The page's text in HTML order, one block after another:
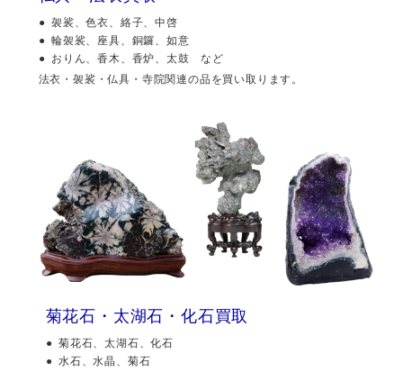
袈裟、色衣、絡子、中啓
輪袈裟、座具、銅鑼、如意
おりん、香木、香炉、太鼓 など
法衣・袈裟・仏具・寺院関連の品を買い取ります。
菊花石・太湖石・化石買取
菊花石、太湖石、化石
水石、水晶、菊石